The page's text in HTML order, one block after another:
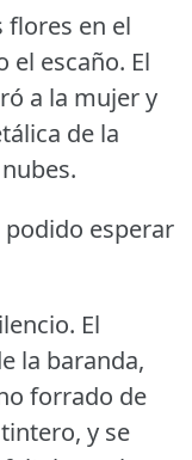
flores en el
el escaño. El
a la mujer y
de la
podido esperar
El
la baranda,
forrado de
y se